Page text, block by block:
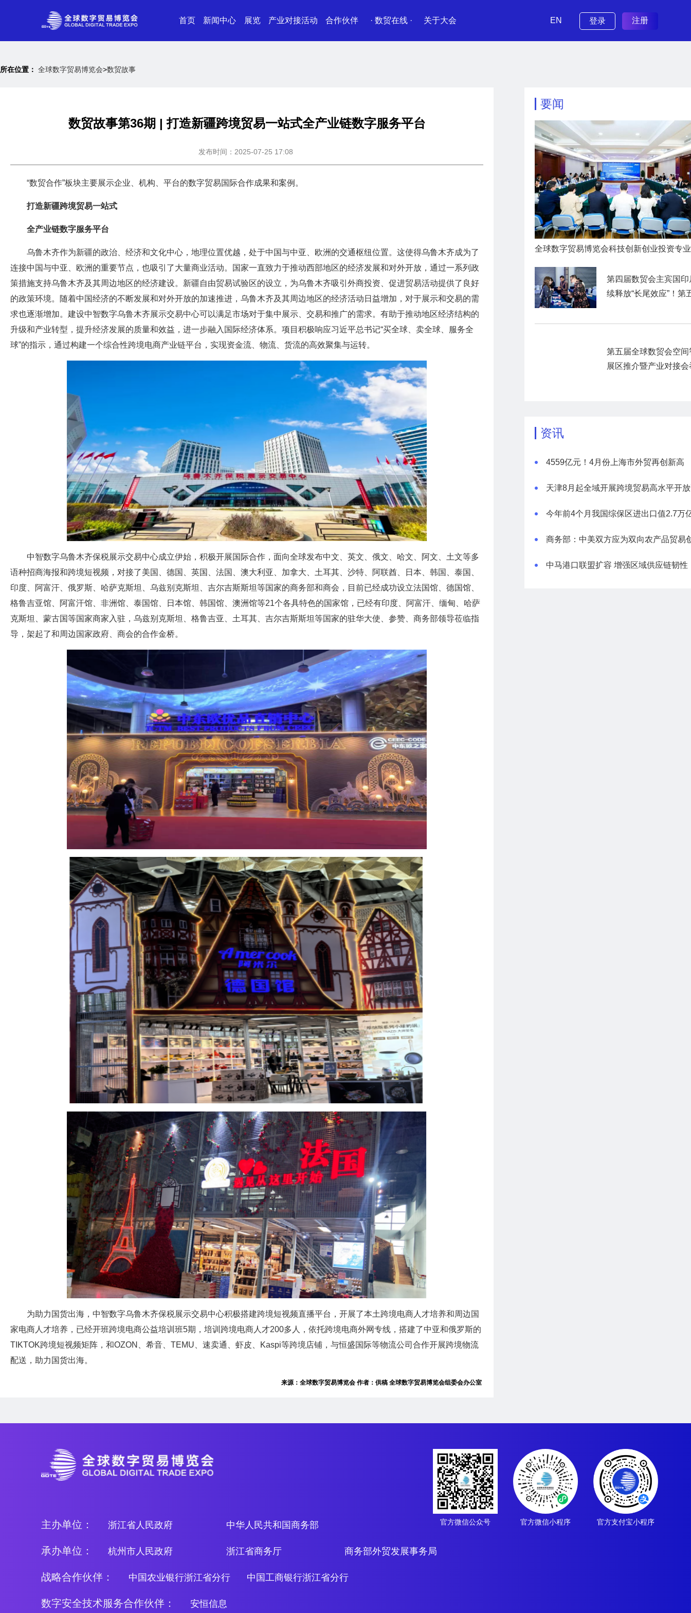
首页 新闻中心 展览 产业对接活动 合作伙伴 · 数贸在线 · 关于大会 EN 登录 注册
所在位置： 全球数字贸易博览会>数贸故事
数贸故事第36期 | 打造新疆跨境贸易一站式全产业链数字服务平台
发布时间：2025-07-25 17:08
“数贸合作”板块主要展示企业、机构、平台的数字贸易国际合作成果和案例。
打造新疆跨境贸易一站式
全产业链数字服务平台
乌鲁木齐作为新疆的政治、经济和文化中心，地理位置优越，处于中国与中亚、欧洲的交通枢纽位置。这使得乌鲁木齐成为了
连接中国与中亚、欧洲的重要节点，也吸引了大量商业活动。国家一直致力于推动西部地区的经济发展和对外开放，通过一系列政
策措施支持乌鲁木齐及其周边地区的经济建设。新疆自由贸易试验区的设立，为乌鲁木齐吸引外商投资、促进贸易活动提供了良好
的政策环境。随着中国经济的不断发展和对外开放的加速推进，乌鲁木齐及其周边地区的经济活动日益增加，对于展示和交易的需
求也逐渐增加。建设中智数字乌鲁木齐展示交易中心可以满足市场对于集中展示、交易和推广的需求。有助于推动地区经济结构的
升级和产业转型，提升经济发展的质量和效益，进一步融入国际经济体系。项目积极响应习近平总书记“买全球、卖全球、服务全
球”的指示，通过构建一个综合性跨境电商产业链平台，实现资金流、物流、货流的高效聚集与运转。
中智数字乌鲁木齐保税展示交易中心成立伊始，积极开展国际合作，面向全球发布中文、英文、俄文、哈文、阿文、土文等多
语种招商海报和跨境短视频，对接了美国、德国、英国、法国、澳大利亚、加拿大、土耳其、沙特、阿联酋、日本、韩国、泰国、
印度、阿富汗、俄罗斯、哈萨克斯坦、乌兹别克斯坦、吉尔吉斯斯坦等国家的商务部和商会，目前已经成功设立法国馆、德国馆、
格鲁吉亚馆、阿富汗馆、非洲馆、泰国馆、日本馆、韩国馆、澳洲馆等21个各具特色的国家馆，已经有印度、阿富汗、缅甸、哈萨
克斯坦、蒙古国等国家商家入驻，乌兹别克斯坦、格鲁吉亚、土耳其、吉尔吉斯斯坦等国家的驻华大使、参赞、商务部领导莅临指
导，架起了和周边国家政府、商会的合作金桥。
为助力国货出海，中智数字乌鲁木齐保税展示交易中心积极搭建跨境短视频直播平台，开展了本土跨境电商人才培养和周边国
家电商人才培养，已经开班跨境电商公益培训班5期，培训跨境电商人才200多人，依托跨境电商外网专线，搭建了中亚和俄罗斯的
TIKTOK跨境短视频矩阵，和OZON、希音、TEMU、速卖通、虾皮、Kaspi等跨境店铺，与恒盛国际等物流公司合作开展跨境物流
配送，助力国货出海。
来源：全球数字贸易博览会 作者：供稿 全球数字贸易博览会组委会办公室
要闻
第四届数贸会主宾国印
续释放“长尾效应”！第
暨“数贸客商中国行”圆
第五届全球数贸会空间
展区推介暨产业对接会
资讯
4559亿元！4月份上海市外贸再创新高
天津8月起全域开展跨境贸易高水平开
中马港口联盟扩容 增强区域供应链韧性
官方微信公众号 官方微信小程序 官方支付宝小程序
主办单位： 浙江省人民政府 中华人民共和国商务部
承办单位： 杭州市人民政府 浙江省商务厅 商务部外贸发展事务局
战略合作伙伴： 中国农业银行浙江省分行 中国工商银行浙江省分行
数字安全技术服务合作伙伴： 安恒信息